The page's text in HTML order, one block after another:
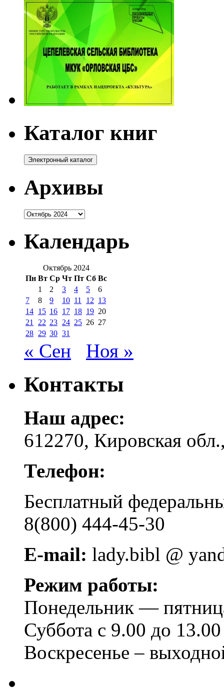
Каталог книг
Архивы
Архивы
Календарь
Октябрь 2024
Пн Вт Ср Чт Пт Сб Вс
1
2 3 4 5
6
7
8 9 10 11 12 13
14 15 16 17 18 19 20
21
22 23 24 25 26 27
28 29 30 31
« Сен Ноя »
Контакты
Наш адрес:
612270, Кировская
Телефон:
Бесплатный
8(800) 444-45-30
E-mail: lady.bibl @
Режим работы:
Понедельник —
Суббота с 9.00 до 13.00
Воскресенье –